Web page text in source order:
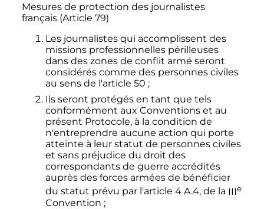
Mesures de protection des journalistes
français (Article 79)
Les journalistes qui accomplissent des
missions professionnelles périlleuses
dans des zones de conflit armé seront
considérés comme des personnes civiles
au sens de l'article 50 ;
Ils seront protégés en tant que tels
conformément aux Conventions et au
présent Protocole, à la condition de
n'entreprendre aucune action qui porte
atteinte à leur statut de personnes civiles
et sans préjudice du droit des
correspondants de guerre accrédités
auprès des forces armées de bénéficier
du statut prévu par l'article 4 A.4, de la IIIe
Convention ;